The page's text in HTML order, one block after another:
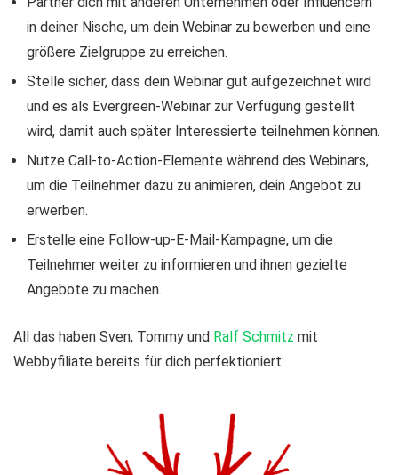
in deiner Nische, um dein Webinar zu bewerben und eine
größere Zielgruppe zu erreichen.
Stelle sicher, dass dein Webinar gut aufgezeichnet wird
und es als Evergreen-Webinar zur Verfügung gestellt
wird, damit auch später Interessierte teilnehmen können.
Nutze Call-to-Action-Elemente während des Webinars,
um die Teilnehmer dazu zu animieren, dein Angebot zu
erwerben.
Erstelle eine Follow-up-E-Mail-Kampagne, um die
Teilnehmer weiter zu informieren und ihnen gezielte
Angebote zu machen.
All das haben Sven, Tommy und Ralf Schmitz mit
Webbyfiliate bereits für dich perfektioniert: